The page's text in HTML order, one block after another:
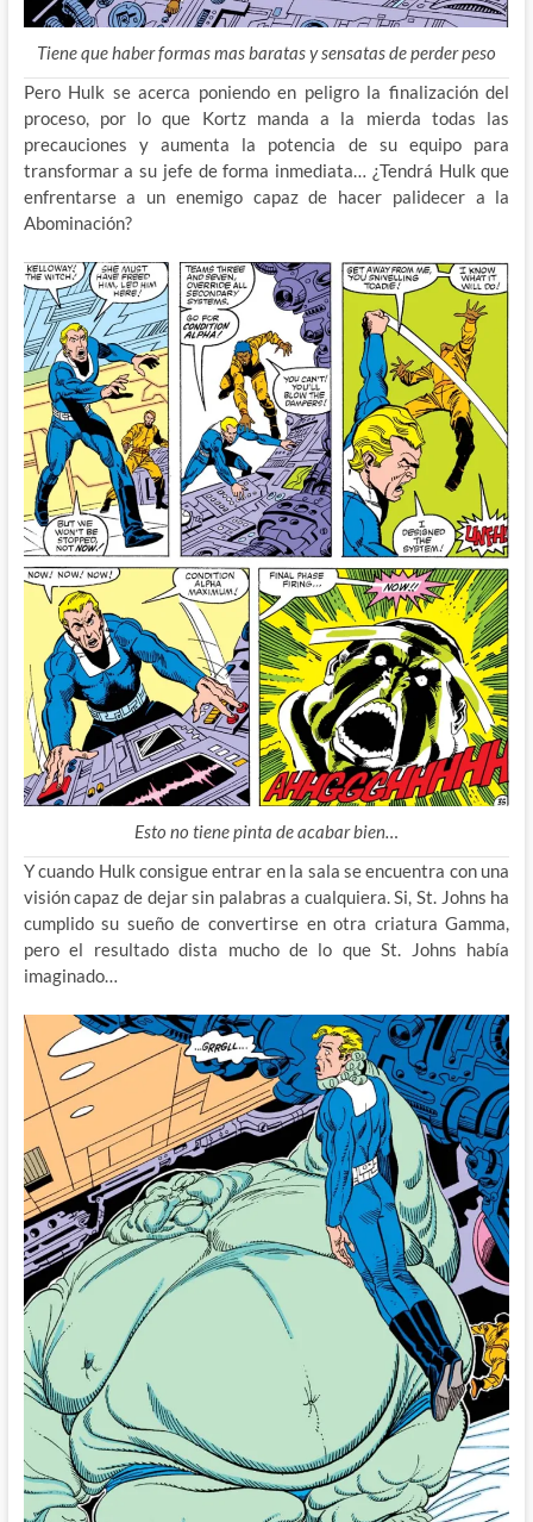
Tiene que haber formas mas baratas y sensatas de perder peso
Pero Hulk se acerca poniendo en peligro la finalización del
proceso, por lo que Kortz manda a la mierda todas las
precauciones y aumenta la potencia de su equipo para
transformar a su jefe de forma inmediata… ¿Tendrá Hulk que
enfrentarse a un enemigo capaz de hacer palidecer a la
Abominación?
Esto no tiene pinta de acabar bien…
Y cuando Hulk consigue entrar en la sala se encuentra con una
visión capaz de dejar sin palabras a cualquiera. Si, St. Johns ha
cumplido su sueño de convertirse en otra criatura Gamma,
pero el resultado dista mucho de lo que St. Johns había
imaginado…